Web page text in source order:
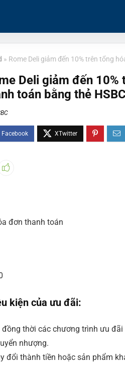
» Rome Deli giảm đến 10% trên tổng
Deli giảm đến
toán bằng thẻ HSBC
đơn thanh toán
kiện của ưu đãi:
thời các chương trình ưu đãi
nhượng.
đổi thành tiền hoặc sản phẩm